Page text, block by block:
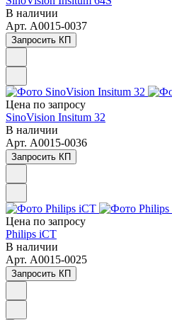
В наличии
Арт. A0015-0037
Запросить КП
Цена по запросу
SinoVision Insitum 32
В наличии
Арт. A0015-0036
Запросить КП
Цена по запросу
Philips iCT
В наличии
Арт. A0015-0025
Запросить КП